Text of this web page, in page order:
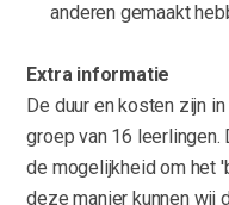
anderen gemaakt
Extra informatie
De duur en kosten zijn
groep van 16
de mogelijkheid om het
deze manier kunnen wij